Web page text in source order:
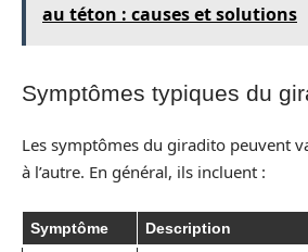
au téton : causes et solutions
Symptômes typiques du
Les symptômes du giradito peuvent
à l’autre. En général, ils incluent :
Symptôme Description